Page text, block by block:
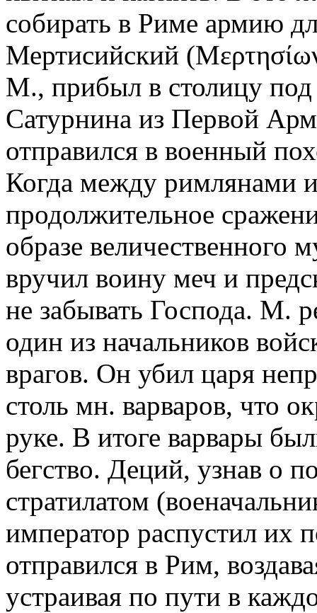
собирать в Риме армию
Мертисийский
М., прибыл в столицу
Сатурнина из Первой
отправился в военный
Когда между римлянами
продолжительное
образе
вручил воину меч и
не забывать Господа. М.
один из начальников
врагов. Он убил царя
столь мн. варваров, что
руке. В итоге варвары
бегство. Деций, узнав о
стратилатом
император распустил их
отправился в Рим,
устраивая по пути в